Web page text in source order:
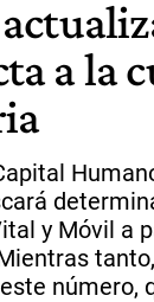
a la
y Móvil a
número,